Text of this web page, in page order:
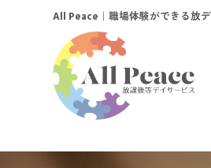
All Peace ｜職場体験ができる放